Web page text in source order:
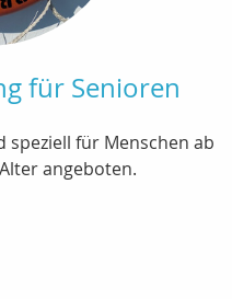
für Senioren
speziell für Menschen ab
angeboten.